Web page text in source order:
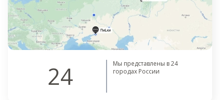
24
Мы представлены в 24
городах России